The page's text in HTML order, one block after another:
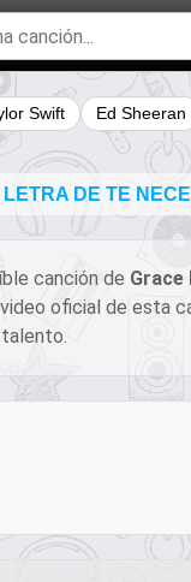
Swift Ed Sheeran
DE TE
canción de Grace
oficial de esta